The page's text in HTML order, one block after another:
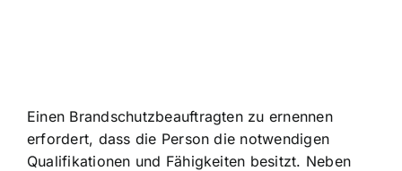
Einen Brandschutzbeauftragten zu ernennen
erfordert, dass die Person die notwendigen
Qualifikationen und Fähigkeiten besitzt. Neben